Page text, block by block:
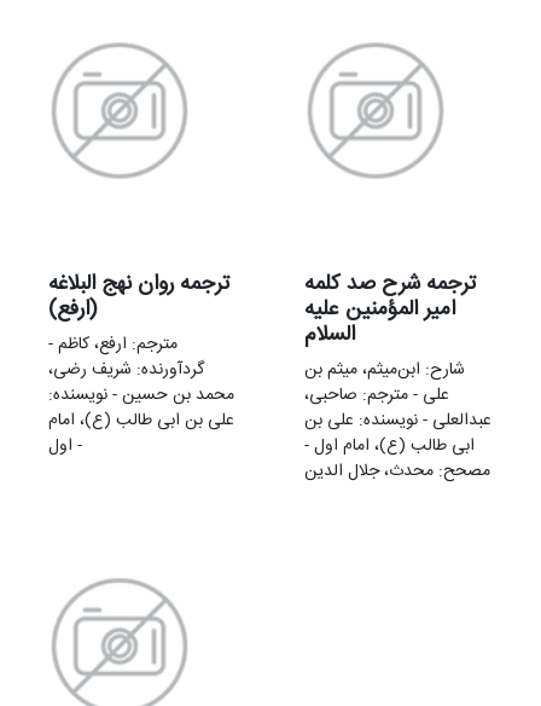
ترجمه روان نهج البلاغه
(ارفع)
مترجم: ارفع، کاظم -
گردآورنده: شریف رضی،
محمد بن حسین - نویسنده:
علی بن ابی طالب (ع)، امام
اول -
ترجمه شرح صد کلمه
امیر المؤمنین علیه
السلام
شارح: ابن‌میثم، میثم بن
علی - مترجم: صاحبی،
عبدالعلی - نویسنده: علی بن
ابی طالب (ع)، امام اول -
مصحح: محدث، جلال الدین